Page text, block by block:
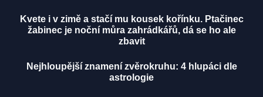
Kvete i v zimě a stačí mu kousek kořínku. Ptačinec
žabinec je noční můra zahrádkářů, dá se ho ale
zbavit
Nejhloupější znamení zvěrokruhu: 4 hlupáci dle
astrologie